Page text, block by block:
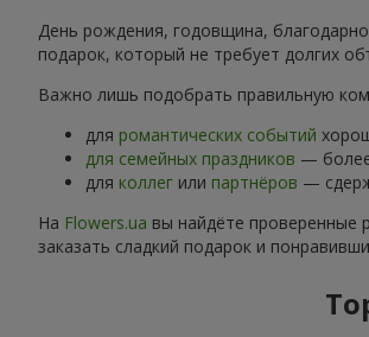
День рождения, годовщина,
подарок, который не требует долгих
Важно лишь подобрать правильную
для романтических событий
для семейных праздников —
для коллег или партнёров —
На Flowers.ua вы найдёте проверенные
заказать сладкий подарок и